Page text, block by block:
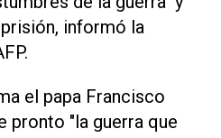
informó la
el papa Francisco
pronto "la guerra que